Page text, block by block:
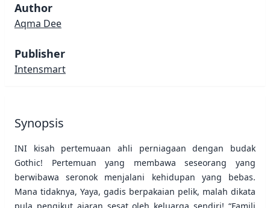
Author
Aqma Dee
Publisher
Intensmart
Synopsis
INI kisah pertemuaan ahli perniagaan dengan budak
Gothic! Pertemuan yang membawa seseorang yang
berwibawa seronok menjalani kehidupan yang bebas.
Mana tidaknya, Yaya, gadis berpakaian pelik, malah dikata